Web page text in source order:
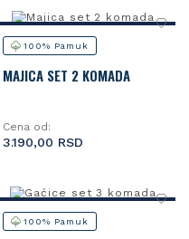
100% Pamuk
MAJICA SET 2 KOMADA
Cena od:
3.190,00 RSD
100% Pamuk